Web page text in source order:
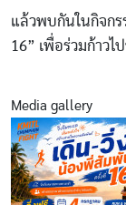
แล้วพบกันในกิจก
16” เพื่อร่วมก้าวไ
Media gallery